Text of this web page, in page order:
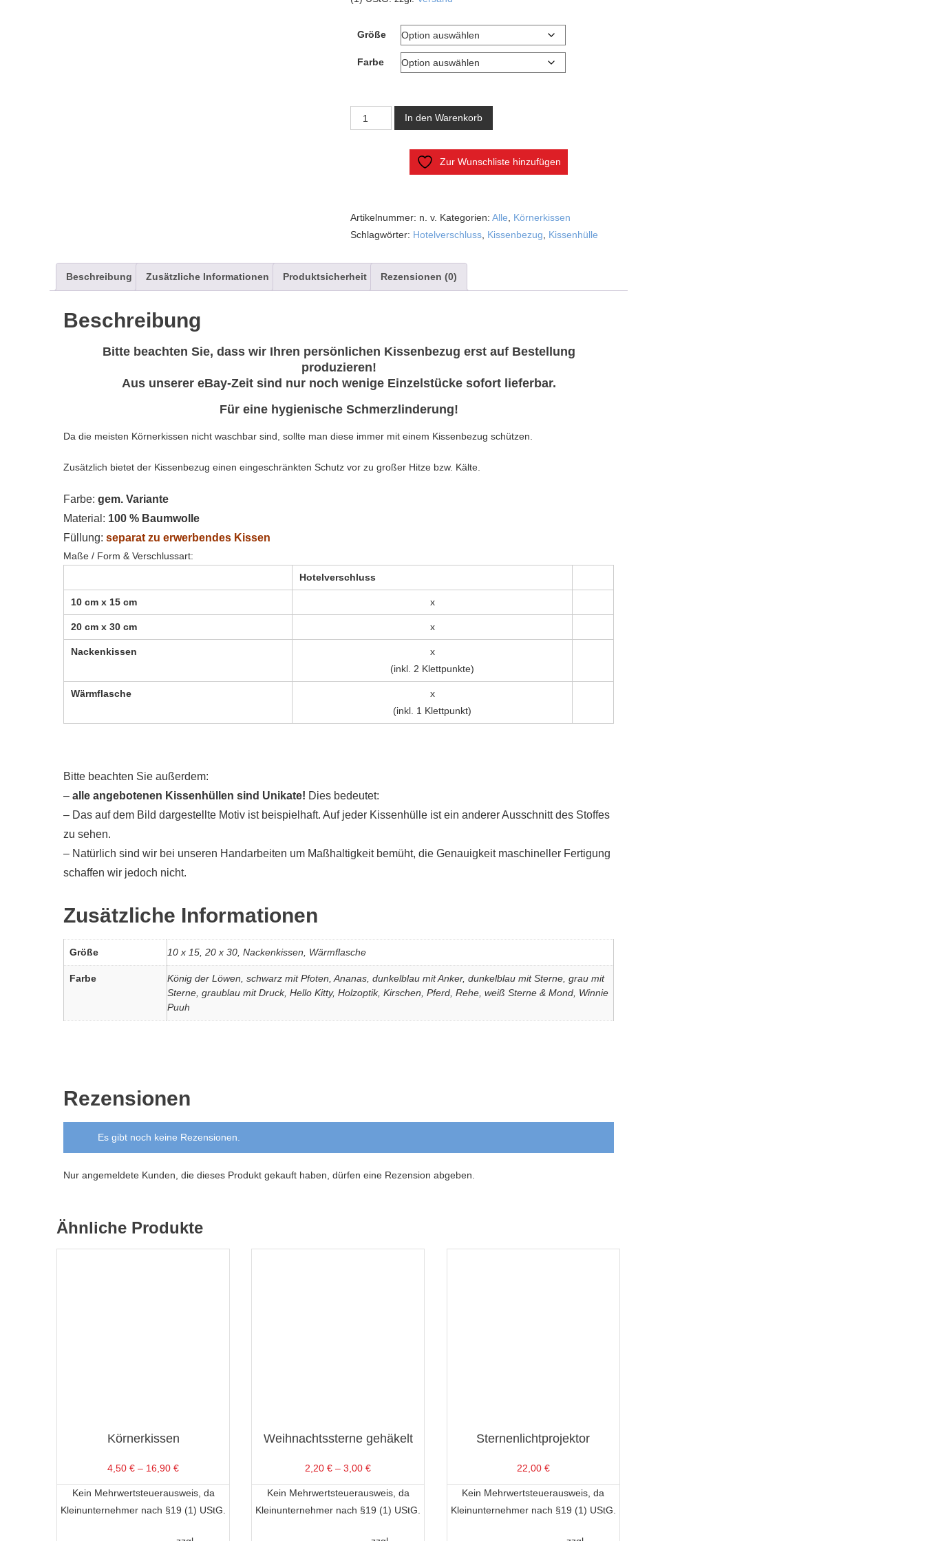
Größe
Farbe
Kissenbezug
Menge
In den Warenkorb
Zur Wunschliste hinzufügen
Artikelnummer: n. v. Kategorien: Alle
Körnerkissen
Schlagwörter: Hotelverschluss, Kissenbezug Kissenhülle
Beschreibung Zusätzliche Informationen Produktsicherheit Rezensionen (0)
Beschreibung
Bitte beachten Sie, dass wir Ihren persönlichen Kissenbezug erst auf Bestellung
produzieren!
Aus unserer eBay-Zeit sind nur noch wenige Einzelstücke sofort lieferbar.
Für eine hygienische Schmerzlinderung!
Da die meisten Körnerkissen nicht waschbar sind, sollte man diese immer mit einem Kissenbezug schützen.
Zusätzlich bietet der Kissenbezug einen eingeschränkten Schutz vor zu großer Hitze bzw. Kälte.
Farbe: gem. Variante
Material: 100 % Baumwolle
Füllung: separat zu erwerbendes Kissen
Maße / Form & Verschlussart:
Hotelverschluss
10 cm x 15 cm x
20 cm x 30 cm x
Nackenkissen
x
(inkl. 2 Klettpunkte)
Wärmflasche
x
(inkl. 1 Klettpunkt)
Bitte beachten Sie außerdem:
– alle angebotenen Kissenhüllen sind Unikate! Dies bedeutet:
– Das auf dem Bild dargestellte Motiv ist beispielhaft. Auf jeder Kissenhülle ist ein anderer Ausschnitt des Stoffes
zu sehen.
– Natürlich sind wir bei unseren Handarbeiten um Maßhaltigkeit bemüht, die Genauigkeit maschineller Fertigung
schaffen wir jedoch nicht.
Zusätzliche Informationen
Größe 10 x 15, 20 x 30, Nackenkissen, Wärmflasche
Farbe
König der Löwen, schwarz mit Pfoten, Ananas, dunkelblau mit Anker, dunkelblau mit Sterne, grau mit
Sterne, graublau mit Druck, Hello Kitty, Holzoptik, Kirschen, Pferd, Rehe, weiß Sterne & Mond, Winnie
Puuh
Rezensionen
Es gibt noch keine Rezensionen.
Nur angemeldete Kunden, die dieses Produkt gekauft haben, dürfen eine Rezension abgeben.
Ähnliche Produkte
Körnerkissen
4,50€ – 16,90€
Kein Mehrwertsteuerausweis, da
Kleinunternehmer nach §19 (1) UStG.
Weihnachtssterne gehäkelt
2,20€ –3,00€
Kein Mehrwertsteuerausweis, da
Kleinunternehmer nach §19 (1) UStG.
Sternenlichtprojektor
22,00 €
Kein Mehrwertsteuerausweis, da
Kleinunternehmer nach §19 (1) UStG.